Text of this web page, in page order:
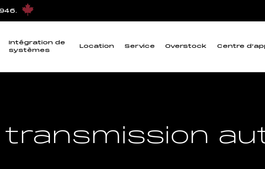
Intégration de
systèmes
Location Service Overstock Centre
transmission